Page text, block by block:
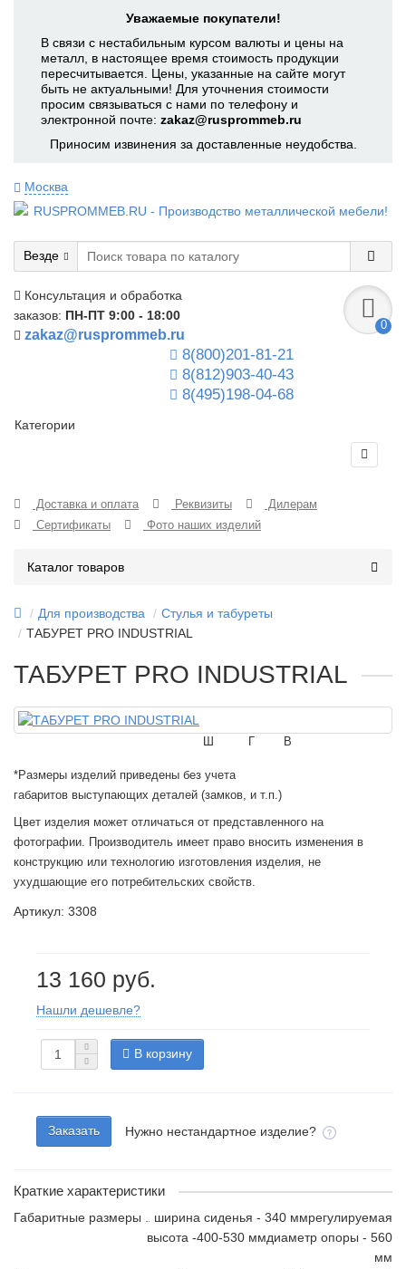
Уважаемые покупатели!
В связи с нестабильным курсом валюты и цены на
металл, в настоящее время стоимость продукции
пересчитывается. Цены, указанные на сайте могут
быть не актуальными! Для уточнения стоимости
просим связываться с нами по телефону и
электронной почте: zakaz@rusprommeb.ru
Приносим извинения за доставленные неудобства.
Москва
Везде
Консультация и обработка
заказов: ПН-ПТ 9:00 - 18:00
zakaz@rusprommeb.ru
8(800)201-81-21
8(812)903-40-43
8(495)198-04-68
0
Категории
Доставка и оплата Реквизиты
Дилерам
Сертификаты
Фото наших изделий
Каталог товаров
Для производства
Стулья и табуреты
ТАБУРЕТ PRO INDUSTRIAL
ТАБУРЕТ PRO INDUSTRIAL
Ш В
Г
*Размеры изделий приведены без учета
габаритов выступающих деталей (замков, и т.п.)
Цвет изделия может отличаться от представленного на
фотографии. Производитель имеет право вносить изменения в
конструкцию или технологию изготовления изделия, не
ухудшающие его потребительских свойств.
Артикул: 3308
13 160 руб.
Нашли дешевле?
В корзину
Заказать Нужно нестандартное изделие?
Краткие характеристики
Габаритные размеры
ширина сиденья - 340 ммрегулируемая
высота -400-530 ммдиаметр опоры - 560
мм